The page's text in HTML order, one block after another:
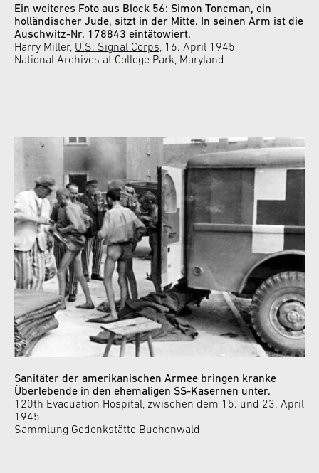
Ein weiteres Foto aus Block 56: Simon Toncman, ein
holländischer Jude, sitzt in der Mitte. In seinen Arm ist die
Auschwitz-Nr. 178843 eintätowiert.
Harry Miller, U.S. Signal Corps , 16. April 1945
National Archives at College Park, Maryland
Sanitäter der amerikanischen Armee bringen kranke
Überlebende in den ehemaligen SS-Kasernen unter.
120th Evacuation Hospital, zwischen dem 15. und 23. April
1945
Sammlung Gedenkstätte Buchenwald